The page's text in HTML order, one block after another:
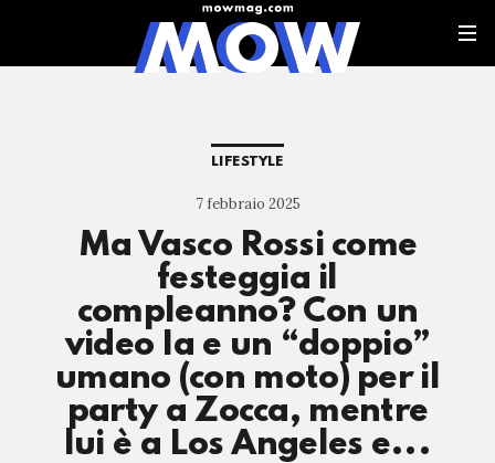
LIFESTYLE
7 febbraio 2025
Ma Vasco Rossi come
festeggia il
compleanno? Con un
video Ia e un “doppio”
umano (con moto) per il
party a Zocca, mentre
lui è a Los Angeles e...